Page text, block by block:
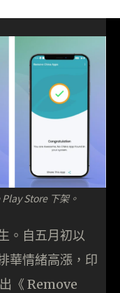
Store 下架。
。自五月初以
華情緒高漲，印
《 Remove